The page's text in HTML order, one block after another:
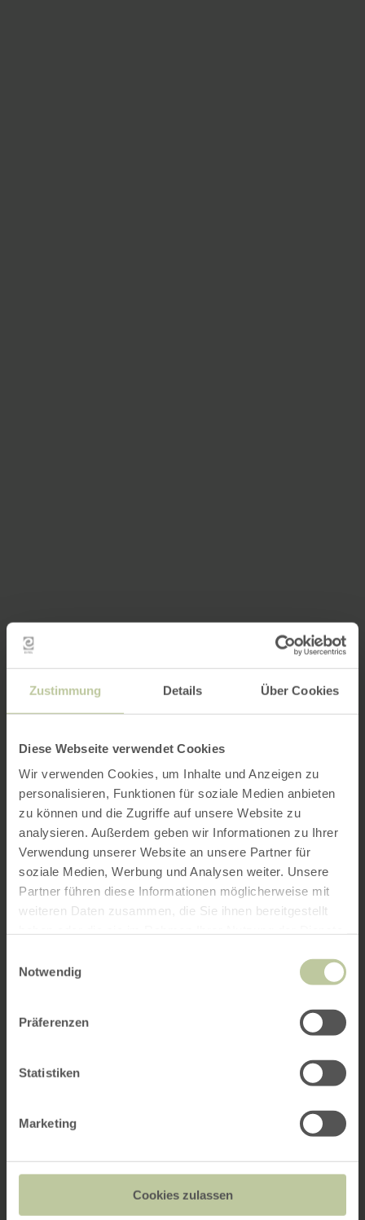
Zustimmung Details Über Cookies
Diese Webseite verwendet Cookies
Wir verwenden Cookies, um Inhalte und Anzeigen zu
personalisieren, Funktionen für soziale Medien anbieten
zu können und die Zugriffe auf unsere Website zu
analysieren. Außerdem geben wir Informationen zu Ihrer
Verwendung unserer Website an unsere Partner für
soziale Medien, Werbung und Analysen weiter. Unsere
Partner führen diese Informationen möglicherweise mit
weiteren Daten zusammen, die Sie ihnen bereitgestellt
Notwendig
Präferenzen
Statistiken
Marketing
Cookies zulassen